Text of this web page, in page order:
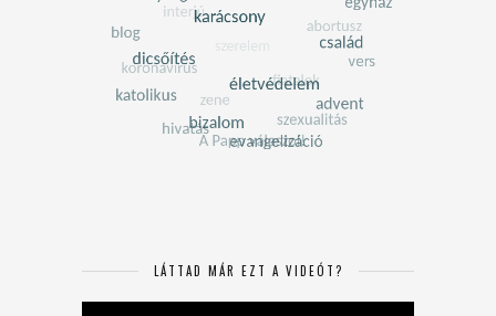
LÁTTAD MÁR EZT A VIDEÓT?